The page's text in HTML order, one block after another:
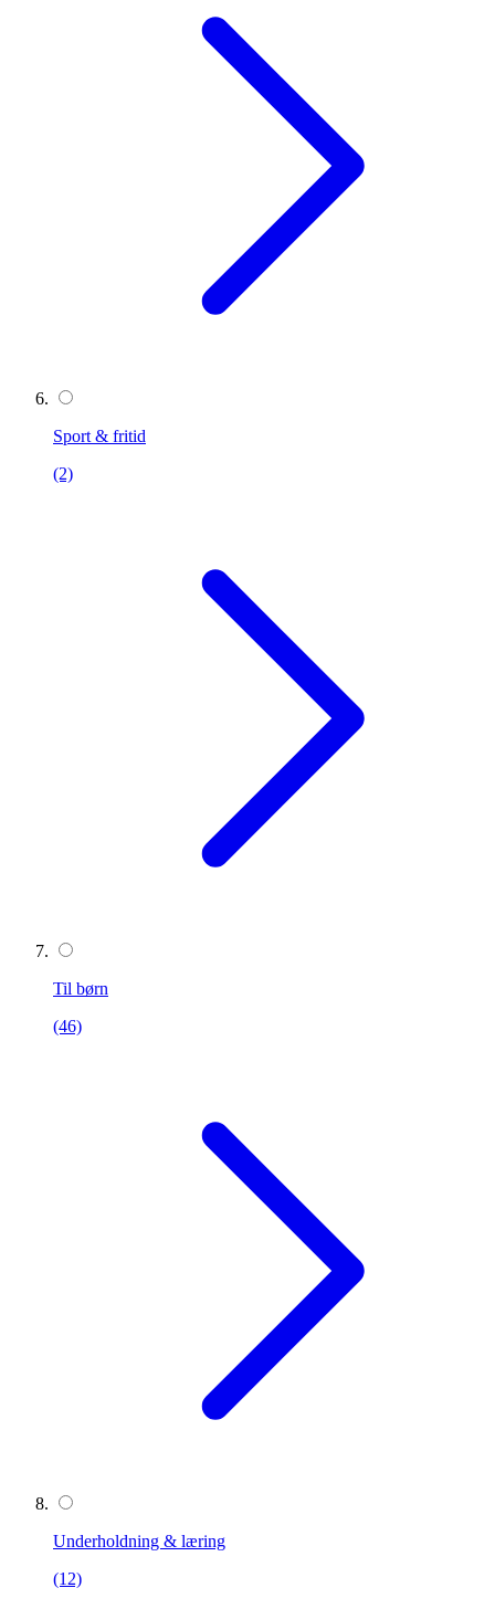
Sport & fritid
(2)
Til børn
(46)
Underholdning & læring
(12)